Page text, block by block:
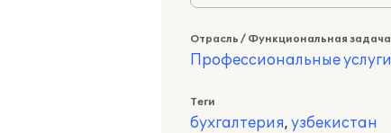
Отрасль / Функциональная задача
Профессиональные услуги
Теги
бухгалтерия, узбекистан